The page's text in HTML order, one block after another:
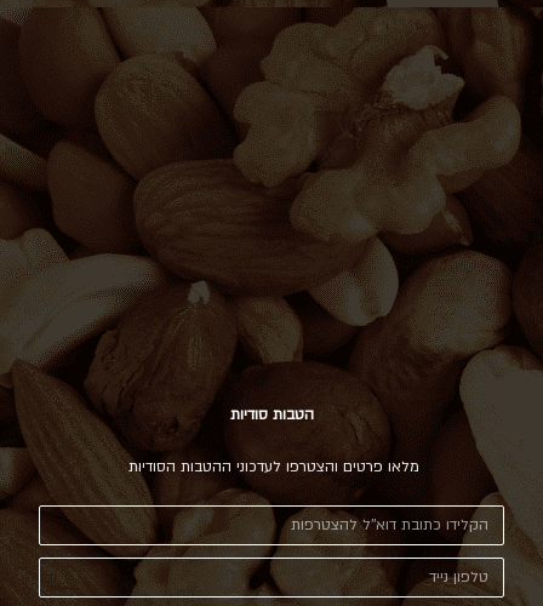
הטבות סודיות
מלאו פרטים והצטרפו לעדכוני ההטבות הסודיות